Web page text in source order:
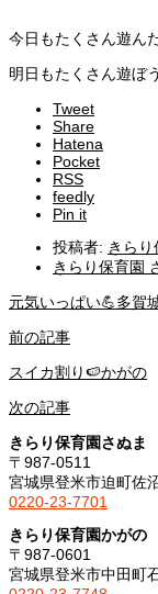
今日もたくさん遊ん
明日もたくさん遊ぼ
Tweet
Share
Hatena
Pocket
RSS
feedly
Pin it
投稿者: きらり
きらり保育園
元気いっぱい💪多賀
前の記事
スイカ割り🍉かがの
次の記事
きらり保育園さぬま
〒987-0511
宮城県登米市迫町佐
0220-23-7701
きらり保育園かがの
〒987-0601
宮城県登米市中田町